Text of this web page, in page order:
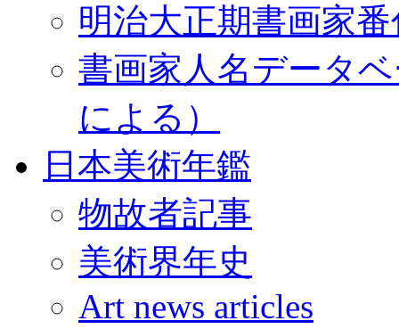
明治大正期書画家
書画家人名データ
による）
日本美術年鑑
物故者記事
美術界年史
Art news articles